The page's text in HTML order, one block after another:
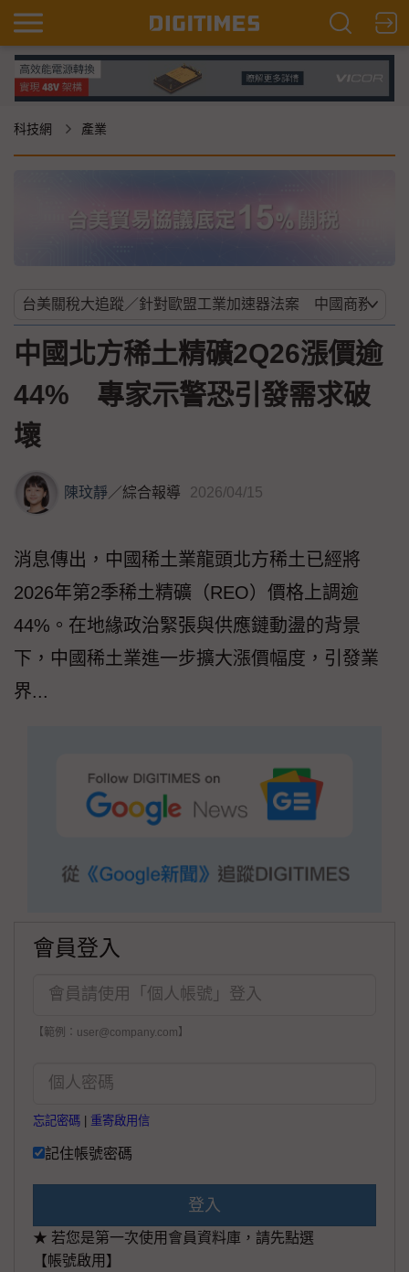
科技網 產業
中國北方稀土精礦2Q26漲價逾
44% 專家示警恐引發需求破
壞
陳玟靜／綜合報導 2026/04/15
消息傳出，中國稀土業龍頭北方稀土已經將
2026年第2季稀土精礦（REO）價格上調逾
44%。在地緣政治緊張與供應鏈動盪的背景
下，中國稀土業進一步擴大漲價幅度，引發業
界...
會員登入
【範例：user@company.com】
忘記密碼 重寄啟用信
記住帳號密碼
登入
★ 若您是第一次使用會員資料庫，請先點選
【帳號啟用】